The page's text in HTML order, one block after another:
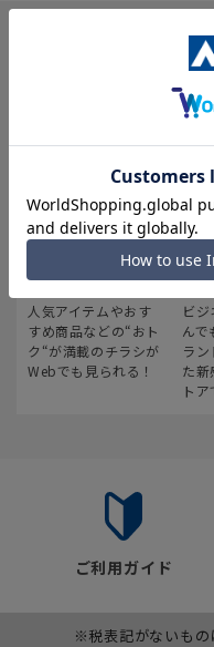
最新のお買い得情報
人気アイテムやおす
すめ商品などの“おト
ク“が満載のチラシが
Webでも見られる！
ビ
んで
ラ
た新
ト
ご利用ガイド
※税表記がないもの